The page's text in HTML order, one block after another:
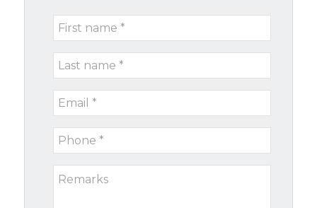
type
First
name
Last
name
Email
*
Phone
*
Remarks